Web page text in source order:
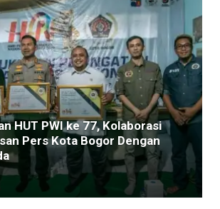
HUT PWI ke 77, Kolaborasi
Pers Kota Bogor Dengan